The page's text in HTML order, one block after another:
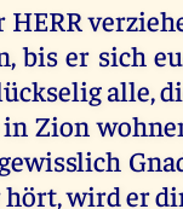
HERR
,bis er sich
alle,
in Zion
hört,wirder